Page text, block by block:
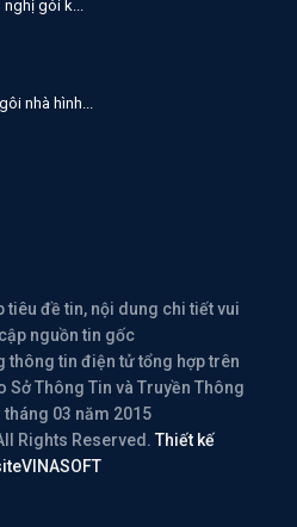
gói k...
nhà hình...
tiêu đề tin, nội dung chi tiết vui
nguồn tin gốc
thông tin điện tử tổng hợp trên
Sở Thông Tin và Truyền Thông
tháng 03 năm 2015
Rights Reserved. Thiết kế
VINASOFT